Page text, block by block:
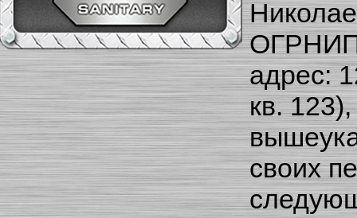
ОГРНИП
адрес:
кв.
своих